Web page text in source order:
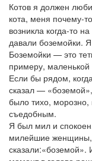
Котов я должен
кота, меня почему-
возникла когда-то
давали боземойки.
Боземойки — это
примеру, маленькой
Если бы рядом,
сказал —
было тихо,
съедобным.
Я был мил и
милейшие женщины,
сказали:«боземой».